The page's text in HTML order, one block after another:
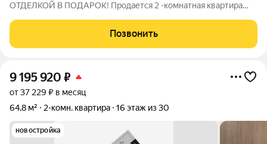
ОТДЕЛКОЙ В ПОДАРОК! Продается 2 -комнатная квартира
Шолохова 211/3. Дом расположен прямо у Можайской рощи
Позвонить
9 195 920 ₽
от 37 229 ₽ в месяц
64,8 м²
2-комн. квартира 16 этаж из 30
новостройка